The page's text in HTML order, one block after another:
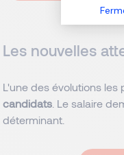
Les nouvelles
L'une des évolutions
candidats . Le salaire
déterminant.